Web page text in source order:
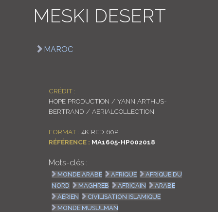
LOGIN
MESKI DESERT
MAROC
CRÉDIT :
HOPE PRODUCTION / YANN ARTHUS-
BERTRAND / AERIALCOLLECTION
FORMAT : 4K RED 60P
RÉFÉRENCE : MA1605-HP002018
Mots-clés :
MONDE ARABE AFRIQUE
AFRIQUE DU
NORD
MAGHREB AFRICAIN
ARABE
AÉRIEN
CIVILISATION ISLAMIQUE
MONDE MUSULMAN